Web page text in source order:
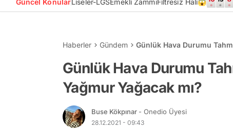
Haberler Gündem Günlük Hava Durumu
Günlük Hava Durumu
Yağmur Yağacak mı?
Buse Kökpınar - Onedio Üyesi
28.12.2021 - 09:43